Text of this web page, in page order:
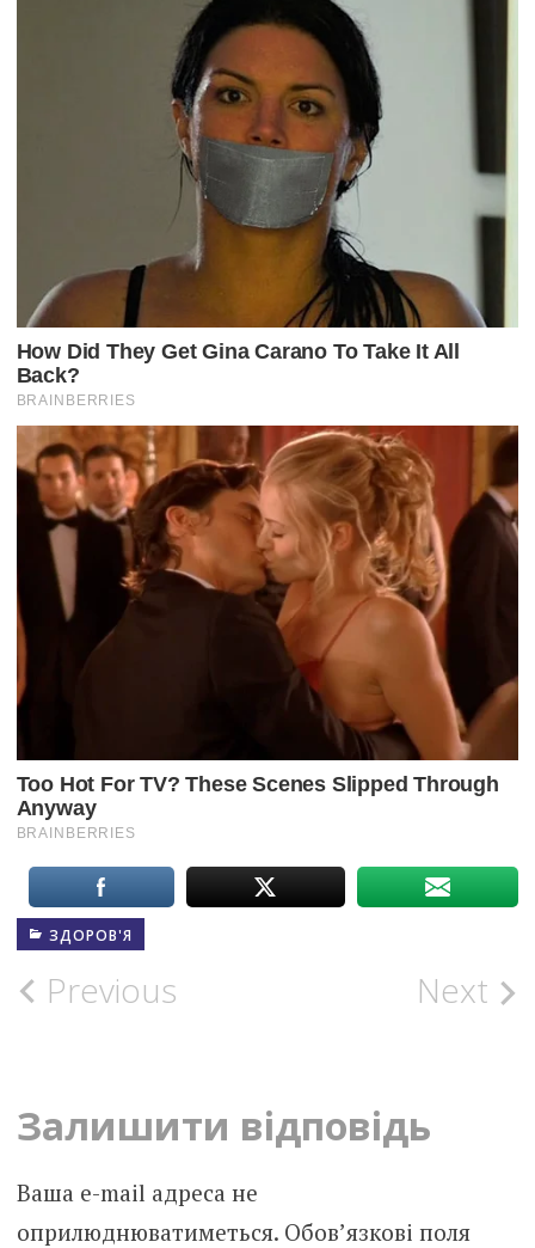
ЗДОРОВ'Я
Post
Previous Next
Залишити відповідь
Ваша e-mail адреса не
оприлюднюватиметься. Обов’язкові поля